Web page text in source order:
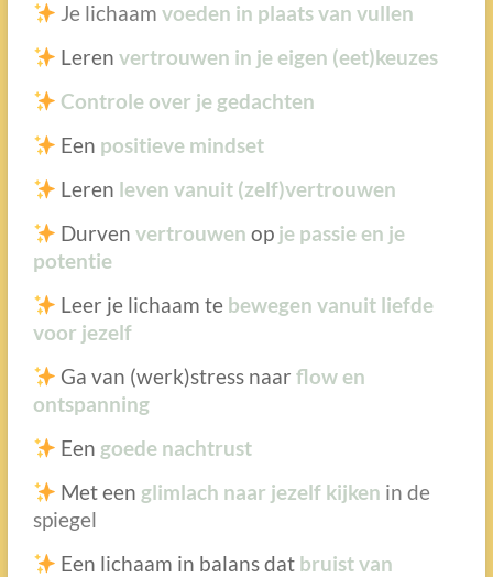
Je lichaam voeden in plaats van vullen
Leren vertrouwen in je eigen (eet)keuzes
Controle over je gedachten
Een positieve mindset
Leren leven vanuit (zelf)vertrouwen
Durven vertrouwen op je passie en je
potentie
Leer je lichaam te bewegen vanuit liefde
voor jezelf
Ga van (werk)stress naar flow en
ontspanning
Een goede nachtrust
Met een glimlach naar jezelf kijken in de
spiegel
Een lichaam in balans dat bruist van